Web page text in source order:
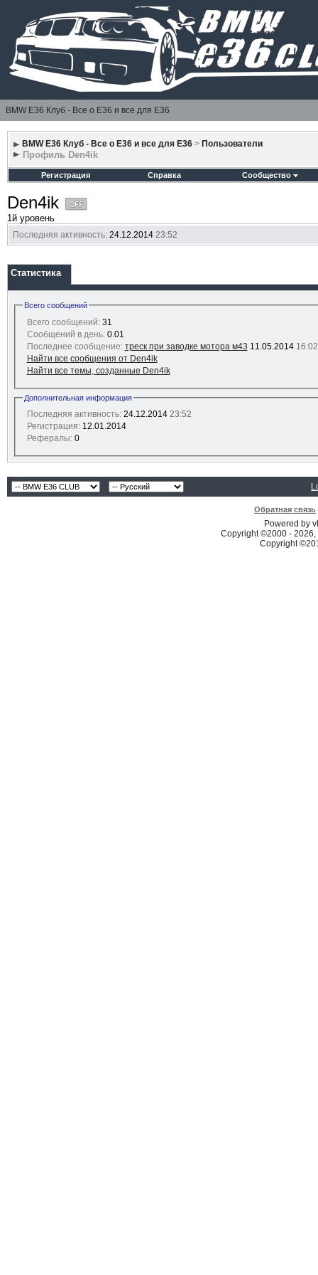
BMW E36 Клуб - Все о Е36 и все для Е36
BMW E36 Клуб - Все о Е36 и все для Е36 > Пользователи
Профиль Den4ik
Регистрация Справка Сообщество
Den4ik
1й уровень
Последняя активность:24.12.2014 23:52
Статистика
Всего сообщений
Всего сообщений:31
Сообщений в день:0.01
Последнее сообщение: треск при заводке мотора м43 11.05.2014 16:02
Найти все сообщения от Den4ik
Найти все темы, созданные Den4ik
Дополнительная информация
Последняя активность:24.12.2014 23:52
Регистрация:12.01.2014
Рефералы:0
Обратная связь
Powered by
Copyright ©2000 -
Copyright